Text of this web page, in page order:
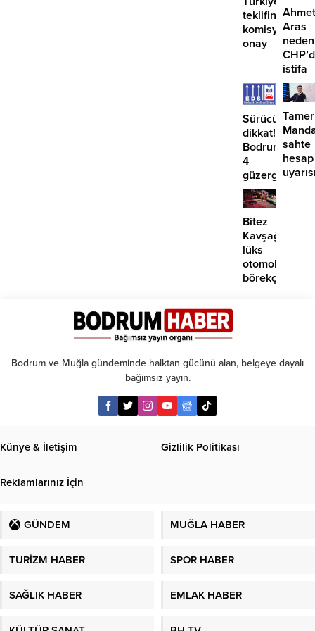
teklifine
komisyondan
onay
Ahmet
Aras
neden
istifa
Sürücüler
dikkat!
Bodrum’da
4
güzergahta
EDS
başlıyor
Tamer
sahte
hesap
Bitez
Kavşağı’nda
lüks
otomobil
börekçiye
Bodrum ve Muğla gündeminde halktan gücünü alan, belgeye dayalı
bağımsız yayın.
Künye & İletişim Gizlilik Politikası
Reklamlarınız İçin
GÜNDEM MUĞLA HABER
TURİZM HABER SPOR HABER
SAĞLIK HABER EMLAK HABER